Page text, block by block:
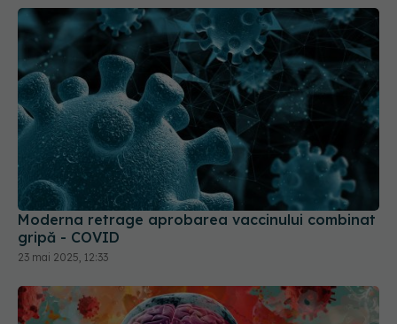
Moderna retrage aprobarea vaccinului combinat
gripă - COVID
23 mai 2025, 12:33